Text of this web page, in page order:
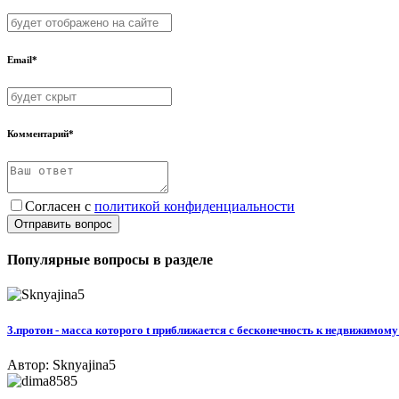
Email*
Комментарий*
Согласен с политикой конфиденциальности
Отправить вопрос
Популярные вопросы в разделе
3.протон - масса которого t приближается с бесконечность к
Автор: Sknyajina5